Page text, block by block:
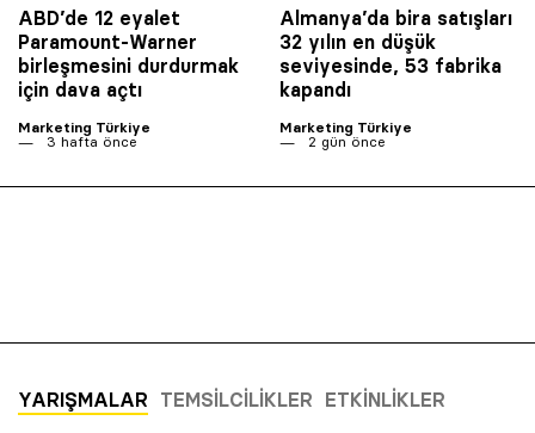
ABD’de 12 eyalet
Paramount-Warner
birleşmesini durdurmak
için dava açtı
Marketing Türkiye
3 hafta önce
Almanya’da bira satışları
32 yılın en düşük
seviyesinde, 53 fabrika
kapandı
Marketing Türkiye
2 gün önce
YARIŞMALAR TEMSILCILIKLER ETKINLIKLER